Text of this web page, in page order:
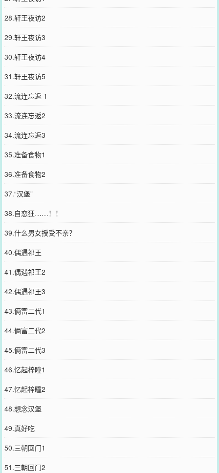
28.轩王夜访2
29.轩王夜访3
30.轩王夜访4
31.轩王夜访5
32.流连忘返 1
33.流连忘返2
34.流连忘返3
35.准备食物1
36.准备食物2
37.“汉堡”
38.自恋狂……！！
39.什么男女授受不亲？
40.偶遇祁王
41.偶遇祁王2
42.偶遇祁王3
43.俩富二代1
44.俩富二代2
45.俩富二代3
46.忆起梓瞳1
47.忆起梓瞳2
48.想念汉堡
49.真好吃
50.三朝回门1
51.三朝回门2